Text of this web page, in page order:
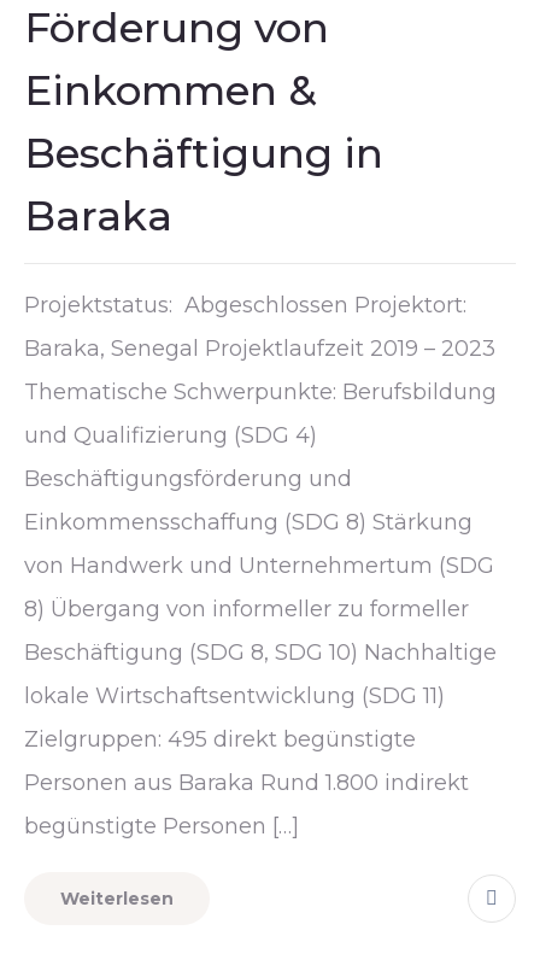
Förderung von
Einkommen &
Beschäftigung in
Baraka
Projektstatus: Abgeschlossen Projektort:
Baraka, Senegal Projektlaufzeit 2019 – 2023
Thematische Schwerpunkte: Berufsbildung
und Qualifizierung (SDG 4)
Beschäftigungsförderung und
Einkommensschaffung (SDG 8) Stärkung
von Handwerk und Unternehmertum (SDG
8) Übergang von informeller zu formeller
Beschäftigung (SDG 8, SDG 10) Nachhaltige
lokale Wirtschaftsentwicklung (SDG 11)
Zielgruppen: 495 direkt begünstigte
Personen aus Baraka Rund 1.800 indirekt
begünstigte Personen […]
Weiterlesen